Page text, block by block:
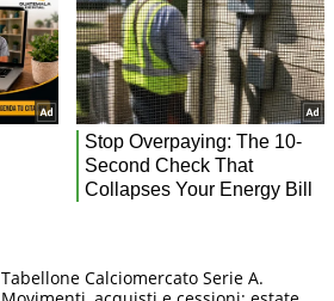
Tabellone Calciomercato Serie A.